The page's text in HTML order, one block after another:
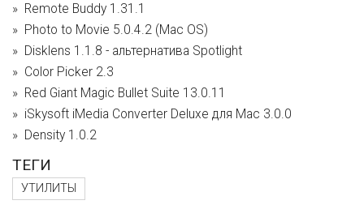
Remote Buddy 1.31.1
Photo to Movie 5.0.4.2 (Mac OS)
Disklens 1.1.8 - альтернатива Spotlight
Color Picker 2.3
Red Giant Magic Bullet Suite 13.0.11
iSkysoft iMedia Converter Deluxe для Mac 3.0.0
Density 1.0.2
ТЕГИ
УТИЛИТЫ